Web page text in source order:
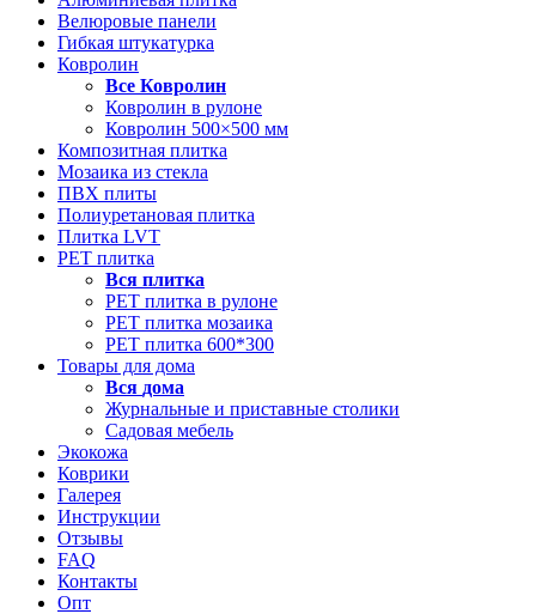
Велюровые панели
Гибкая штукатурка
Ковролин
Все Ковролин
Ковролин в рулоне
Ковролин 500×500 мм
Композитная плитка
Мозаика из стекла
ПВХ плиты
Полиуретановая плитка
Плитка LVT
РЕТ плитка
Вся плитка
РЕТ плитка в рулоне
РЕТ плитка мозаика
РЕТ плитка 600*300
Товары для дома
Вся дома
Журнальные и приставные столики
Садовая мебель
Экокожа
Коврики
Галерея
Инструкции
Отзывы
FAQ
Контакты
Опт